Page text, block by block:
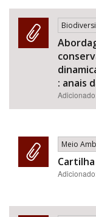
: anais
Meio